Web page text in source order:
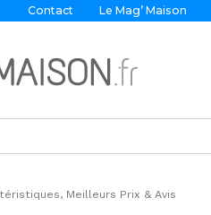
Contact Le Mag’ Maison
Meilleurs Prix & Avis